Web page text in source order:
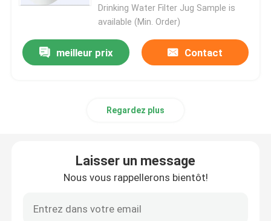
Drinking Water Filter Jug Sample is
available (Min. Order)
meilleur prix Contact
Regardez plus
Laisser un message
Nous vous rappellerons bientôt!